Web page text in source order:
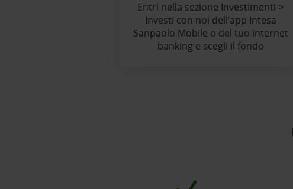
Entri nella sezione Investimenti >
Investi con noi dell’app Intesa
Sanpaolo Mobile o del tuo internet
banking e scegli il fondo